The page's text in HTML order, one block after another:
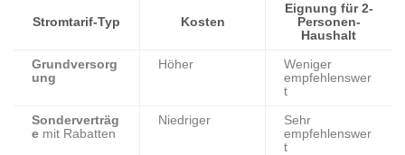
Stromtarif-Typ Kosten
Eignung für 2-
Personen-
Haushalt
Grundversorg
ung
Höher
Weniger
empfehlenswer
t
Sonderverträg
e mit Rabatten
Niedriger
Sehr
empfehlenswer
t